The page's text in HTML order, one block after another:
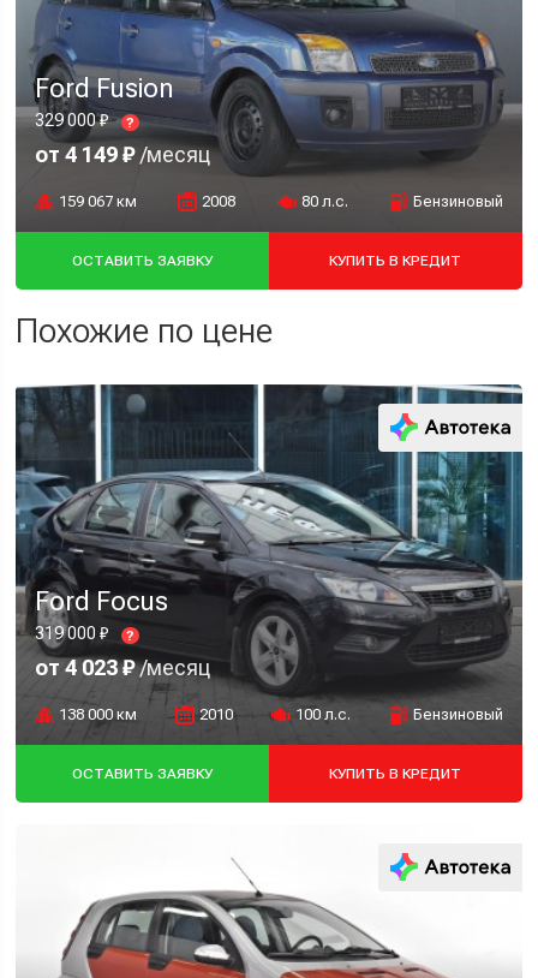
Ford Fusion
329 000 ₽ ?
от 4 149 ₽/месяц
159 067 км 2008 80 л.с. Бензиновый
ОСТАВИТЬ ЗАЯВКУ КУПИТЬ В КРЕДИТ
Похожие по цене
Ford Focus
319 000 ₽ ?
от 4 023 ₽/месяц
138 000 км 2010 100 л.с. Бензиновый
ОСТАВИТЬ ЗАЯВКУ КУПИТЬ В КРЕДИТ